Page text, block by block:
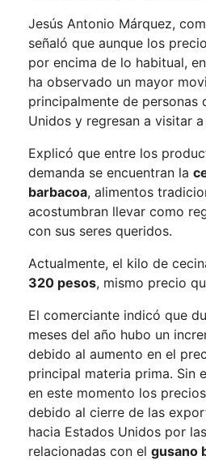
Jesús Antonio Márquez,
señaló que aunque los
por encima de lo habitual,
ha observado un mayor
principalmente de personas
Unidos y regresan a visitar
Explicó que entre los
demanda se encuentran la
barbacoa, alimentos
acostumbran llevar como
con sus seres queridos.
Actualmente, el kilo de
320 pesos, mismo precio
El comerciante indicó que
meses del año hubo un
debido al aumento en el
principal materia prima. Sin
en este momento los
debido al cierre de las
hacia Estados Unidos por
relacionadas con el gusano